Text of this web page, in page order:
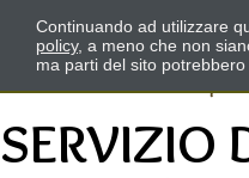
SERVIZIO
Continuando ad utilizzare
policy, a meno che non
ma parti del sito